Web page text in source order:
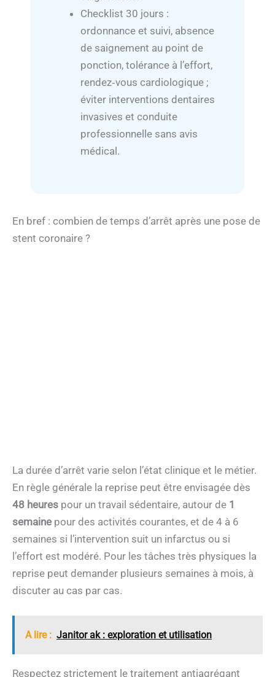
Checklist 30 jours :
ordonnance et suivi, absence
de saignement au point de
ponction, tolérance à l’effort,
rendez‑vous cardiologique ;
éviter interventions dentaires
invasives et conduite
professionnelle sans avis
médical.
En bref : combien de temps d’arrêt après une pose de
stent coronaire ?
La durée d’arrêt varie selon l’état clinique et le métier.
En règle générale la reprise peut être envisagée dès
48 heures pour un travail sédentaire, autour de 1
semaine pour des activités courantes, et de 4 à 6
semaines si l’intervention suit un infarctus ou si
l’effort est modéré. Pour les tâches très physiques la
reprise peut demander plusieurs semaines à mois, à
discuter au cas par cas.
A lire : Janitor ak : exploration et utilisation
Respectez strictement le traitement antiagrégant